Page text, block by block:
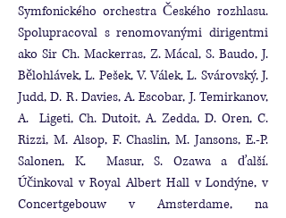
Symfonického orchestra Českého rozhlasu.
Spolupracoval s renomovanými dirigentmi
ako Sir Ch. Mackerras, Z. Mácal, S. Baudo, J.
Bělohlávek, L. Pešek, V. Válek, L. Svárovský, J.
Judd, D. R. Davies, A. Escobar, J. Temirkanov,
A. Ligeti, Ch. Dutoit, A. Zedda, D. Oren, C.
Rizzi, M. Alsop, F. Chaslin, M. Jansons, E.-P.
Salonen, K. Masur, S. Ozawa a ďalší.
Účinkoval v Royal Albert Hall v Londýne, v
Concertgebouw v Amsterdame, na